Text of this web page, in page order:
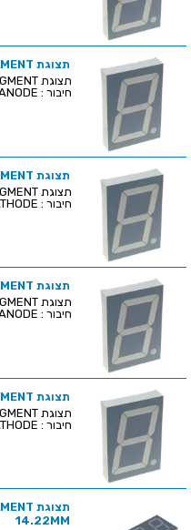
תצוגת 7SEGMENT כתומה - ספרה אחת - 100MM
חיבור : COMMON ANODE ♦ עוצמת הארה...
תצוגת 7SEGMENT כתומה - ספרה אחת - 100MM
חיבור : COMMON CATHODE ♦ עוצמת הא...
תצוגת 7SEGMENT אדומה - ספרה אחת - 100MM
חיבור : COMMON ANODE ♦ עוצמת הארה...
תצוגת 7SEGMENT אדומה - ספרה אחת - 100MM
חיבור : COMMON CATHODE ♦ עוצמת הא...
14.22MM